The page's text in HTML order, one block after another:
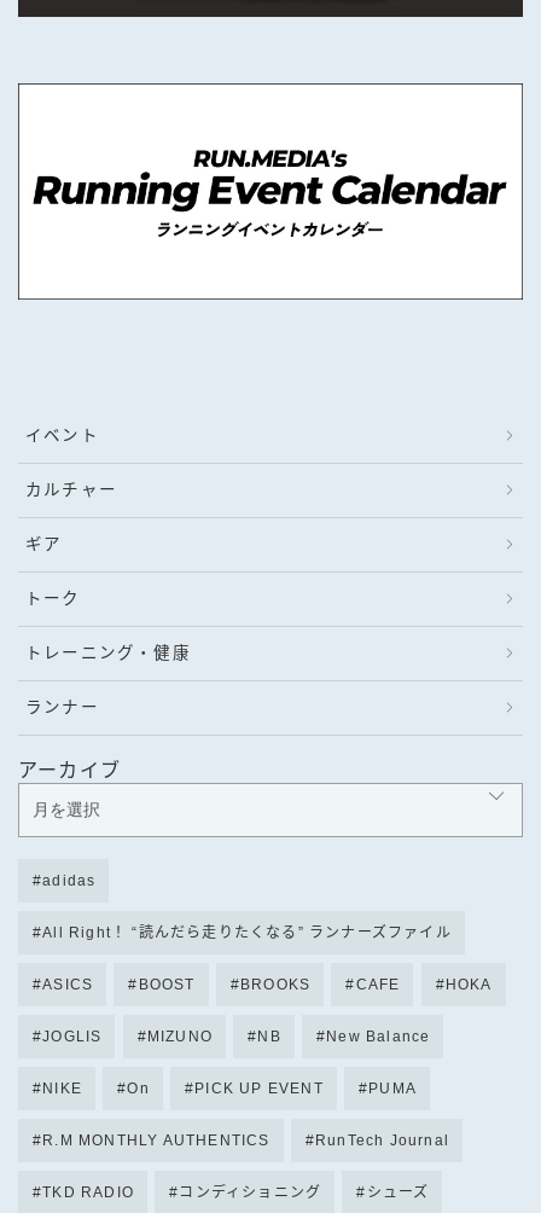
イベント
カルチャー
ギア
トーク
トレーニング・健康
ランナー
アーカイブ
adidas
All Right！ “読んだら走りたくなる” ランナーズファイル
ASICS BOOST BROOKS CAFE HOKA
JOGLIS MIZUNO NB New Balance
NIKE On PICK UP EVENT PUMA
R.M MONTHLY AUTHENTICS RunTech Journal
TKD RADIO コンディショニング シューズ